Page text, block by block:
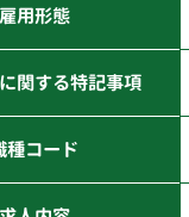
雇用形態
関する特記事項
種コード